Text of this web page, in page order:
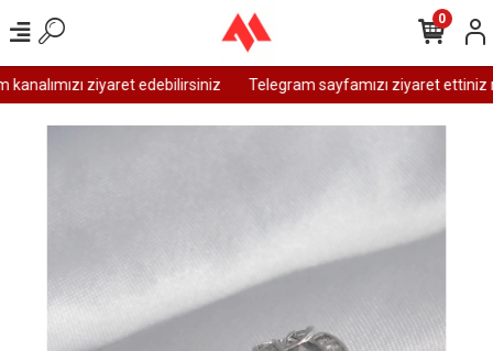
ziyaret edebilirsiniz Telegram sayfamızı ziyaret ettiniz
0